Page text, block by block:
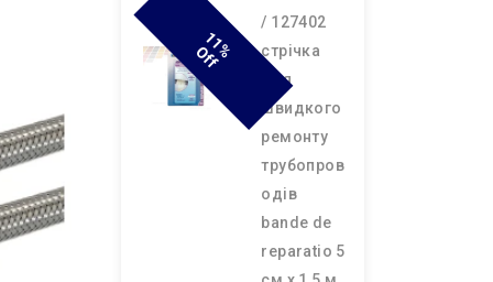
1
1
% O
F
F
/ 127402
cтрічка
для
швидкого
ремонту
трубопров
одів
bande de
reparatio 5